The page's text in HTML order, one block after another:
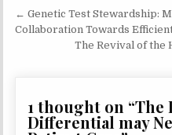
Post
navigation
← Genetic Test Stewardship:
Collaboration Towards
The Revival of
1 thought on “The
Differential may